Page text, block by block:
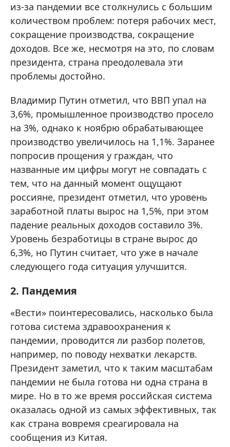
из-за пандемии все столкнулись с большим
количеством проблем: потеря рабочих мест,
сокращение производства, сокращение
доходов. Все же, несмотря на это, по словам
президента, страна преодолевала эти
проблемы достойно.
Владимир Путин отметил, что ВВП упал на
3,6%, промышленное производство просело
на 3%, однако к ноябрю обрабатывающее
производство увеличилось на 1,1%. Заранее
попросив прощения у граждан, что
названные им цифры могут не совпадать с
тем, что на данный момент ощущают
россияне, президент отметил, что уровень
заработной платы вырос на 1,5%, при этом
падение реальных доходов составило 3%.
Уровень безработицы в стране вырос до
6,3%, но Путин считает, что уже в начале
следующего года ситуация улучшится.
2. Пандемия
«Вести» поинтересовались, насколько была
готова система здравоохранения к
пандемии, проводится ли разбор полетов,
например, по поводу нехватки лекарств.
Президент заметил, что к таким масштабам
пандемии не была готова ни одна страна в
мире. Но в то же время российская система
оказалась одной из самых эффективных, так
как страна вовремя среагировала на
сообщения из Китая.